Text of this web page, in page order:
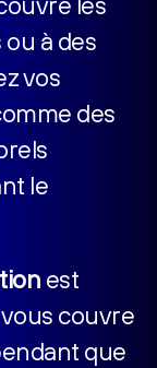
à des
vos
des
le
est
couvre
que